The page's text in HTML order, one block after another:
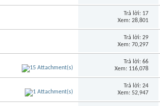
Trả lời: 17
Xem: 28,801
Trả lời: 29
Xem: 70,297
Trả lời: 66
Xem: 116,078
Trả lời: 24
Xem: 52,947